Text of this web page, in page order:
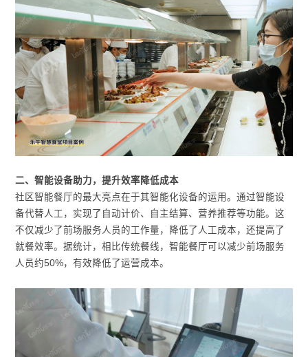
二、智能设备助力，提升效率降低成本
社区智能餐厅的最大亮点在于其智能化设备的运用。通过智能设
备代替人工，实现了自动计价、自主结算、营养推荐等功能。这
不仅减少了前场服务人员的工作量，降低了人工成本，还提高了
就餐效率。据统计，相比传统餐线，智能餐厅可以减少前场服务
人员约50%，有效降低了运营成本。